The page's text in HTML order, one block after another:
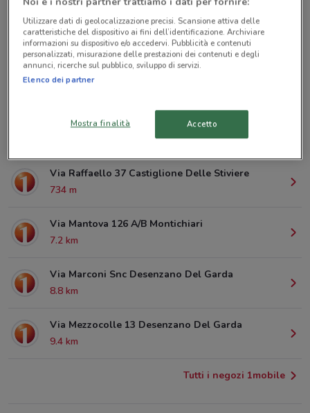
Via Pergolesi 10 Castiglione Delle Stiviere
Via Raffaello 37 Castiglione Delle Stiviere
734 m
Via Mantova 126 A/B Montichiari
7.2 km
Via Marconi Snc Desenzano Del Garda
8.8 km
Via Mezzocolle 13 Desenzano Del Garda
9.4 km
Tutti i negozi 1mobile
Utilizzare dati di geolocalizzazione precisi. Scansione attiva delle
caratteristiche del dispositivo ai fini dell’identificazione. Archiviare
informazioni su dispositivo e/o accedervi. Pubblicità e contenuti
personalizzati, misurazione delle prestazioni dei contenuti e degli
annunci, ricerche sul pubblico, sviluppo di servizi.
Elenco dei partner
Mostra finalità Accetto